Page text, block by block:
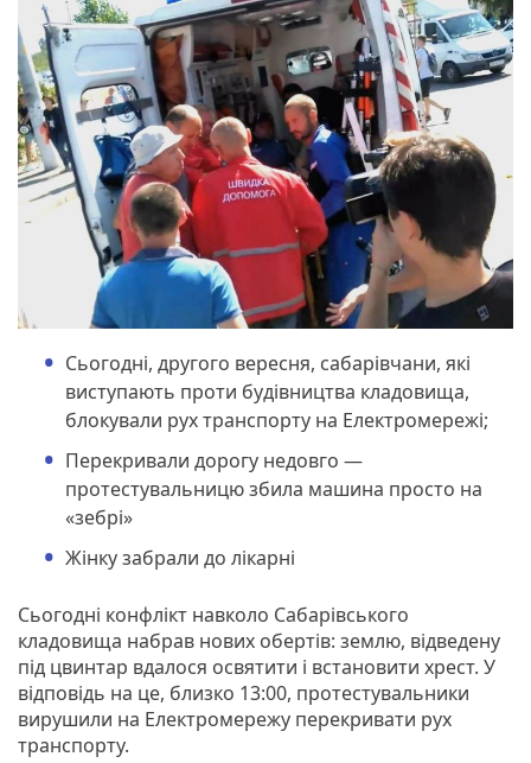
Сьогодні, другого вересня, сабарівчани, які
виступають проти будівництва кладовища,
блокували рух транспорту на Електромережі;
Перекривали дорогу недовго —
протестувальницю збила машина просто на
«зебрі»
Жінку забрали до лікарні
Сьогодні конфлікт навколо Сабарівського
кладовища набрав нових обертів: землю, відведену
під цвинтар вдалося освятити і встановити хрест. У
відповідь на це, близко 13:00, протестувальники
вирушили на Електромережу перекривати рух
транспорту.